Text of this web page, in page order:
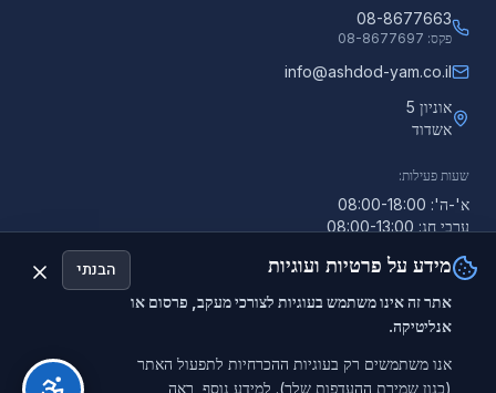
08-8677663
פקס: 08-8677697
info@ashdod-yam.co.il
אוניון 5
אשדוד
שעות פעילות:
א'-ה': 08:00-18:00
ערבי חג: 08:00-13:00
אשדוד ים - המפיץ הרשמי של טוהטסו בישראל
מדיניות פרטיות תנאי שימושהצהרת נגישות
מידע על פרטיות ועוגיות
אתר זה אינו משתמש בעוגיות לצורכי מעקב, פרסום או
אנליטיקה.
אנו משתמשים רק בעוגיות ההכרחיות לתפעול האתר
(כגון שמירת ההעדפות שלך). למידע נוסף, ראה
הבנתי